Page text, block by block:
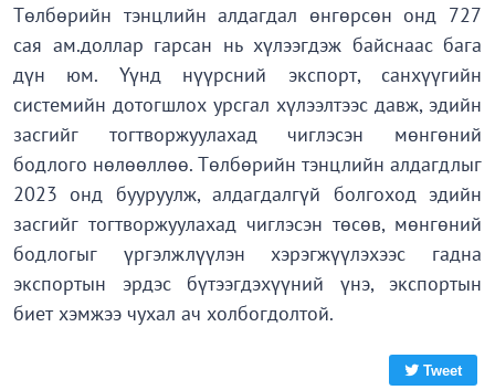
Төлбөрийн тэнцлийн алдагдал өнгөрсөн онд 727
сая ам.доллар гарсан нь хүлээгдэж байснаас бага
дүн юм. Үүнд нүүрсний экспорт, санхүүгийн
системийн дотогшлох урсгал хүлээлтээс давж, эдийн
засгийг тогтворжуулахад чиглэсэн мөнгөний
бодлого нөлөөллөө. Төлбөрийн тэнцлийн алдагдлыг
2023 онд бууруулж, алдагдалгүй болгоход эдийн
засгийг тогтворжуулахад чиглэсэн төсөв, мөнгөний
бодлогыг үргэлжлүүлэн хэрэгжүүлэхээс гадна
экспортын эрдэс бүтээгдэхүүний үнэ, экспортын
биет хэмжээ чухал ач холбогдолтой.
Tweet